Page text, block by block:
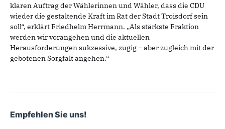
klaren Auftrag der Wählerinnen und Wähler, dass die CDU
wieder die gestaltende Kraft im Rat der Stadt Troisdorf sein
soll“, erklärt Friedhelm Herrmann. „Als stärkste Fraktion
werden wir vorangehen und die aktuellen
Herausforderungen sukzessive, zügig – aber zugleich mit der
gebotenen Sorgfalt angehen.“
Empfehlen Sie uns!